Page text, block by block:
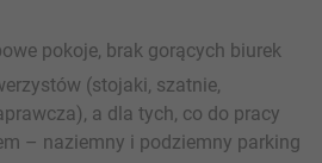
pokoje, brak gorących biurek
(stojaki, szatnie,
a dla tych, co do pracy
– naziemny i podziemny parking